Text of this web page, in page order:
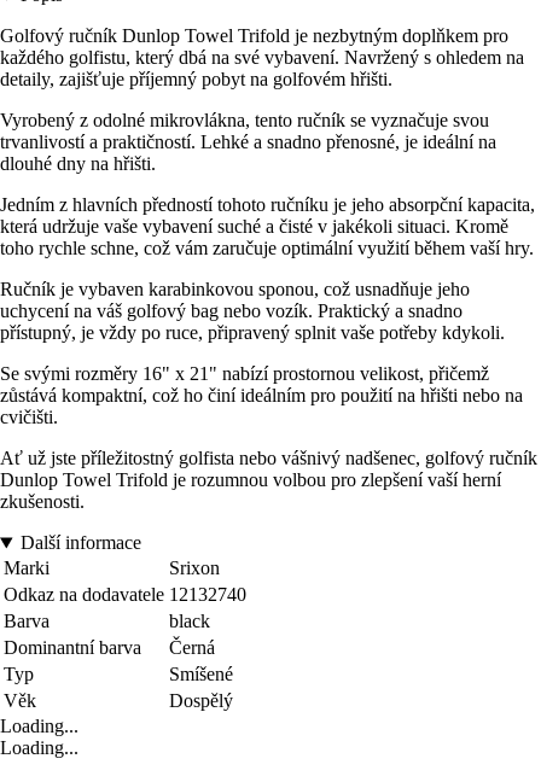
Golfový ručník Dunlop Towel Trifold je nezbytným doplňkem pro
každého golfistu, který dbá na své vybavení. Navržený s ohledem na
detaily, zajišťuje příjemný pobyt na golfovém hřišti.
Vyrobený z odolné mikrovlákna, tento ručník se vyznačuje svou
trvanlivostí a praktičností. Lehké a snadno přenosné, je ideální na
dlouhé dny na hřišti.
Jedním z hlavních předností tohoto ručníku je jeho absorpční kapacita,
která udržuje vaše vybavení suché a čisté v jakékoli situaci. Kromě
toho rychle schne, což vám zaručuje optimální využití během vaší hry.
Ručník je vybaven karabinkovou sponou, což usnadňuje jeho
uchycení na váš golfový bag nebo vozík. Praktický a snadno
přístupný, je vždy po ruce, připravený splnit vaše potřeby kdykoli.
Se svými rozměry 16" x 21" nabízí prostornou velikost, přičemž
zůstává kompaktní, což ho činí ideálním pro použití na hřišti nebo na
cvičišti.
Ať už jste příležitostný golfista nebo vášnivý nadšenec, golfový ručník
Dunlop Towel Trifold je rozumnou volbou pro zlepšení vaší herní
zkušenosti.
Další informace
Marki
Srixon
Odkaz na dodavatele 12132740
Barva
black
Dominantní barva
Černá
Typ
Smíšené
Věk
Dospělý
Loading...
Loading...